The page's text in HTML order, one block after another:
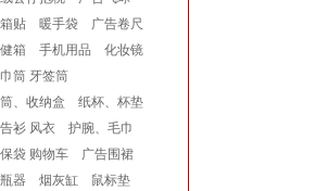
贴
暖手袋
广告卷尺
箱
手机用品
化妆镜
筒 牙签筒
、收纳盒
纸杯、杯垫
衫 风衣
护腕、毛巾
袋 购物车
广告围裙
器
烟灰缸
鼠标垫